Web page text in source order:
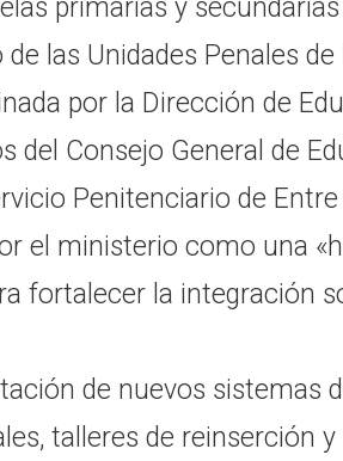
primarias y
las Unidades Penales de
por la Dirección de
del Consejo General de
Penitenciario de Entre
el ministerio como una
fortalecer la integración
de nuevos sistemas
talleres de reinserción